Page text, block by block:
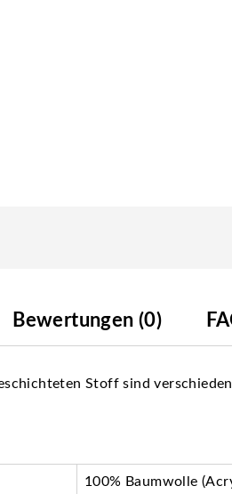
Bewertungen (0)
Stoff sind
100% Baumwolle